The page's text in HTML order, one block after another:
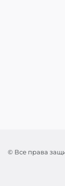
© Все права